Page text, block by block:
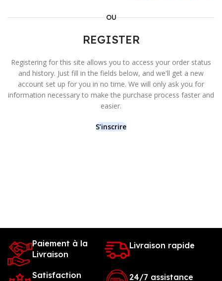
OU
REGISTER
Registering for this site allows you to access your order status
and history. Just fill in the fields below, and we'll get a new
account set up for you in no time. We will only ask you for
information necessary to make the purchase process faster and
easier.
S’inscrire
Paiement à la
Livraison
Livraison rapide
Satisfaction
24/7 assistance